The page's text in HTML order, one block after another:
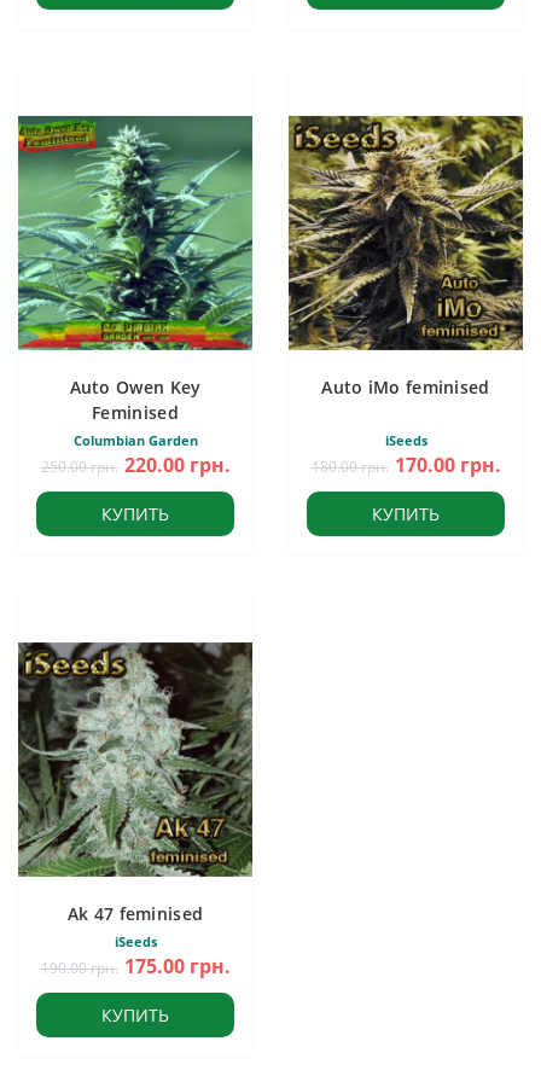
Auto Owen Key
Feminised
Columbian Garden
250.00 грн. 220.00 грн.
КУПИТЬ
Auto iMo feminised
iSeeds
180.00 грн. 170.00 грн.
КУПИТЬ
Ak 47 feminised
iSeeds
190.00 грн. 175.00 грн.
КУПИТЬ